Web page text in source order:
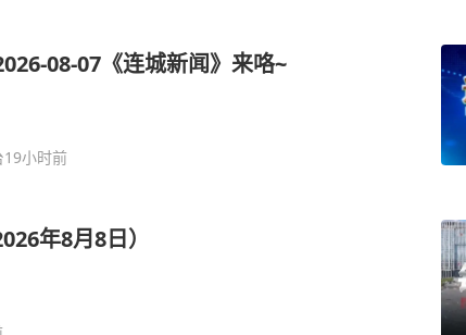
08-07《连城新闻》来咯~
19小时前
年8月8日）